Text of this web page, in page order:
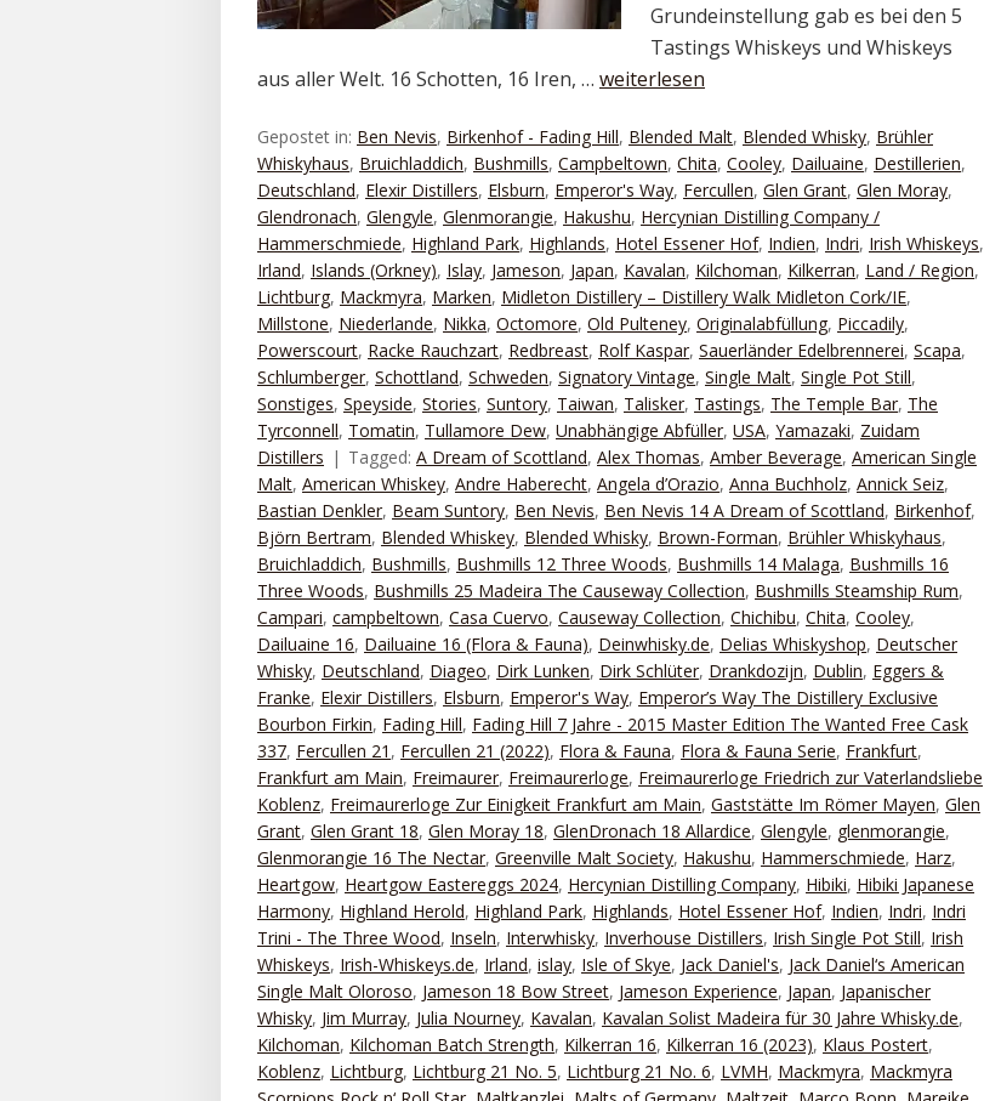
Grundeinstellung gab es bei den 5
Tastings Whiskeys und Whiskeys
aus aller Welt. 16 Schotten, 16 Iren, … weiterlesen
Gepostet in: Ben Nevis, Birkenhof - Fading Hill, Blended Malt, Blended Whisky, Brühler
Whiskyhaus, Bruichladdich, Bushmills, Campbeltown, Chita, Cooley, Dailuaine, Destillerien,
Deutschland, Elexir Distillers, Elsburn, Emperor's Way, Fercullen, Glen Grant, Glen Moray,
Glendronach, Glengyle, Glenmorangie, Hakushu, Hercynian Distilling Company /
Hammerschmiede, Highland Park, Highlands, Hotel Essener Hof, Indien, Indri, Irish Whiskeys,
Irland, Islands (Orkney), Islay, Jameson, Japan, Kavalan, Kilchoman, Kilkerran, Land / Region,
Lichtburg, Mackmyra, Marken, Midleton Distillery – Distillery Walk Midleton Cork/IE,
Millstone, Niederlande, Nikka, Octomore, Old Pulteney, Originalabfüllung, Piccadily,
Powerscourt, Racke Rauchzart, Redbreast, Rolf Kaspar, Sauerländer Edelbrennerei, Scapa,
Schlumberger, Schottland, Schweden, Signatory Vintage, Single Malt, Single Pot Still,
Sonstiges, Speyside, Stories, Suntory, Taiwan, Talisker, Tastings, The Temple Bar, The
Tyrconnell, Tomatin, Tullamore Dew, Unabhängige Abfüller, USA, Yamazaki, Zuidam
Distillers
Tagged: A Dream of Scottland, Alex Thomas, Amber Beverage, American Single
Malt, American Whiskey, Andre Haberecht, Angela d’Orazio, Anna Buchholz, Annick Seiz,
Bastian Denkler, Beam Suntory, Ben Nevis, Ben Nevis 14 A Dream of Scottland, Birkenhof,
Björn Bertram, Blended Whiskey, Blended Whisky, Brown-Forman, Brühler Whiskyhaus,
Bruichladdich, Bushmills, Bushmills 12 Three Woods, Bushmills 14 Malaga, Bushmills 16
Three Woods, Bushmills 25 Madeira The Causeway Collection, Bushmills Steamship Rum,
Campari, campbeltown, Casa Cuervo, Causeway Collection, Chichibu, Chita, Cooley,
Dailuaine 16, Dailuaine 16 (Flora & Fauna), Deinwhisky.de, Delias Whiskyshop, Deutscher
Whisky, Deutschland, Diageo, Dirk Lunken, Dirk Schlüter, Drankdozijn, Dublin, Eggers &
Franke, Elexir Distillers, Elsburn, Emperor's Way, Emperor’s Way The Distillery Exclusive
Bourbon Firkin, Fading Hill, Fading Hill 7 Jahre - 2015 Master Edition The Wanted Free Cask
337, Fercullen 21 , Fercullen 21 (2022), Flora & Fauna, Flora & Fauna Serie, Frankfurt,
Frankfurt am Main, Freimaurer, Freimaurerloge, Freimaurerloge Friedrich zur Vaterlandsliebe
Koblenz, Freimaurerloge Zur Einigkeit Frankfurt am Main, Gaststätte Im Römer Mayen, Glen
Grant, Glen Grant 18, Glen Moray 18, GlenDronach 18 Allardice, Glengyle, glenmorangie,
Glenmorangie 16 The Nectar, Greenville Malt Society, Hakushu, Hammerschmiede, Harz,
Heartgow, Heartgow Eastereggs 2024, Hercynian Distilling Company, Hibiki, Hibiki Japanese
Harmony, Highland Herold, Highland Park, Highlands, Hotel Essener Hof, Indien, Indri, Indri
Trini - The Three Wood, Inseln, Interwhisky, Inverhouse Distillers, Irish Single Pot Still, Irish
Whiskeys, Irish-Whiskeys.de, Irland, islay, Isle of Skye, Jack Daniel's, Jack Daniel‘s American
Single Malt Oloroso, Jameson 18 Bow Street, Jameson Experience, Japan, Japanischer
Whisky, Jim Murray, Julia Nourney, Kavalan, Kavalan Solist Madeira für 30 Jahre Whisky.de,
Kilchoman, Kilchoman Batch Strength, Kilkerran 16, Kilkerran 16 (2023), Klaus Postert,
Koblenz, Lichtburg, Lichtburg 21 No. 5, Lichtburg 21 No. 6, LVMH, Mackmyra, Mackmyra